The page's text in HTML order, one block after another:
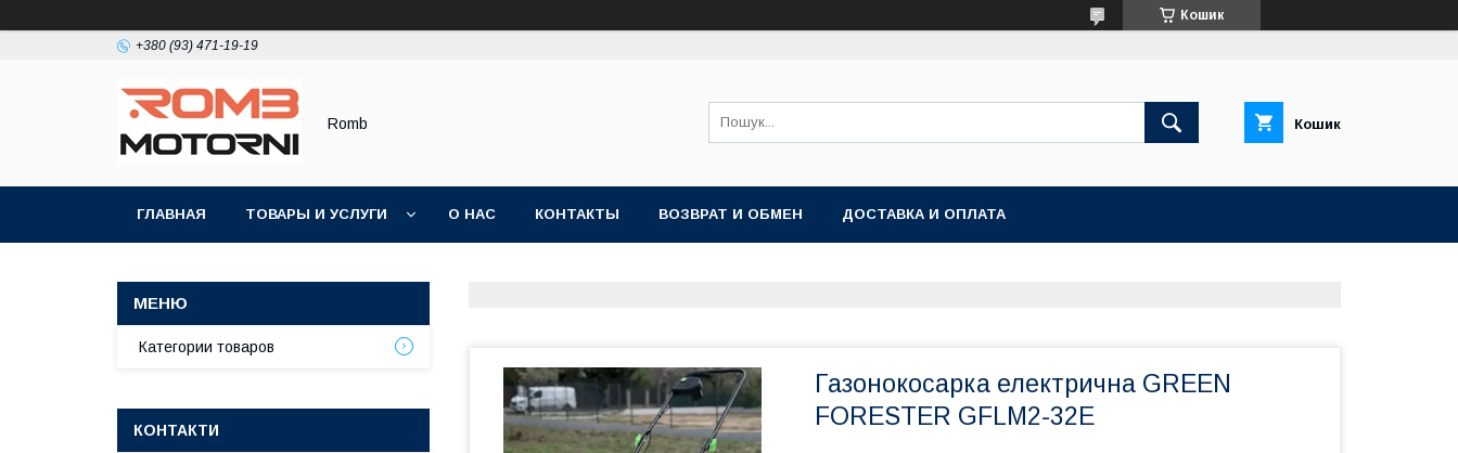
Кошик
+380 (93) 471-19-19
Romb Кошик
ГЛАВНАЯ ТОВАРЫ И УСЛУГИ О НАС КОНТАКТЫ ВОЗВРАТ И ОБМЕН ДОСТАВКА И ОПЛАТА
Газонокосарка електрична GREEN
FORESTER GFLM2-32E
Категории товаров
КОНТАКТИ